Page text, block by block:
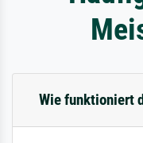
Wie funktioniert